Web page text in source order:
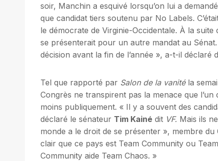
soir, Manchin a esquivé lorsqu’on lui a
que candidat tiers soutenu par No Labels.
le démocrate de Virginie-Occidentale. À la suite
se présenterait pour un autre mandat au
décision avant la fin de l’année », a-t-il déclaré
Tel que rapporté par Salon de la vanitéla
Congrès ne transpirent pas la menace que
moins publiquement. « Il y a souvent des
déclaré le sénateur Tim Kainé dit VF. Mais ils
monde a le droit de se présenter », membre du
clair que ce pays est Team Community ou
Community aide Team Chaos. »